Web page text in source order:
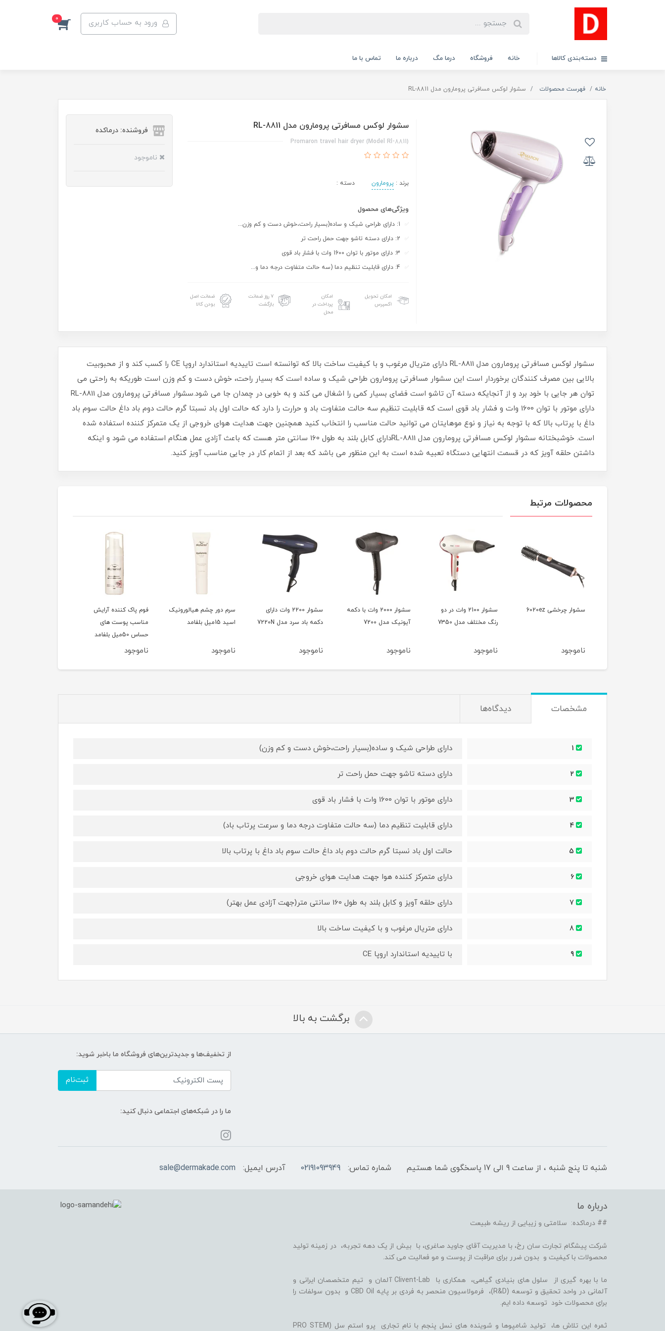
ورود به حساب کاربری 0
دسته‌بندی کالاها خانه فروشگاه درما مگ درباره ما تماس با ما
خانه فهرست محصولات سشوار لوکس مسافرتی پرومارون مدل RL-8811
سشوار لوکس مسافرتی پرومارون مدل RL-8811
Promaron travel hair dryer (Model Rl-8811)
برند : پرومارون دسته :
ویژگی‌های محصول
امکان تحویل
اکسپرس
امکان
پرداخت در
محل
۷ روز ضمانت
بازگشت
ضمانت اصل
بودن کالا
فروشنده: درماکده
ناموجود
سشوار لوکس مسافرتی پرومارون مدل RL-8811 دارای متریال مرغوب و با کیفیت ساخت بالا که توانسته است تاییدیه استاندارد اروپا CE را کسب کند و از محبوبیت
بالایی بین مصرف کنندگان برخوردار است این سشوار مسافرتی پرومارون طراحی شیک و ساده است که بسیار راحت، خوش دست و کم وزن است طوریکه به راحتی می
توان هر جایی با خود برد و از آنجایکه دسته آن تاشو است فضای بسیار کمی را اشغال می کند و به خوبی در چمدان جا می شود.سشوار مسافرتی پرومارون مدل RL-8811
دارای موتور با توان 1600 وات و فشار باد قوی است که قابلیت تنظیم سه حالت متفاوت باد و حرارت را دارد که حالت اول باد نسبتا گرم حالت دوم باد داغ حالت سوم باد
داغ با پرتاب بالا که با توجه به نیاز و نوع موهایتان می توانید حالت مناسب را انتخاب کنید همچنین جهت هدایت هوای خروجی از یک متمرکز کننده استفاده شده
است. خوشبختانه سشوار لوکس مسافرتی پرومارون مدل RL-8811دارای کابل بلند به طول 160 سانتی متر هست که باعث آزادی عمل هنگام استفاده می شود و اینکه
داشتن حلقه آویز که در قسمت انتهایی دستگاه تعبیه شده است به این منظور می باشد که بعد از اتمام کار در جایی مناسب آویز کنید.
محصولات مرتبط
سشوار چرخشی 6020ez
ناموجود
سشوار 2100 وات در دو
رنگ مختلف مدل 7350
ناموجود
سشوار 2000 وات با دکمه
آیونیک مدل 7200
ناموجود
سشوار 2200 وات دارای
دکمه باد سرد مدل 7220N
ناموجود
سرم دور چشم هیالورونیک
اسید 15میل بلفامد
ناموجود
فوم پاک کننده آرایش
مناسب پوست های
حساس 50میل بلفامد
ناموجود
مشخصات دیدگاه‌ها
دارای طراحی شیک و ساده(بسیار راحت،خوش دست و کم وزن)
دارای دسته تاشو جهت حمل راحت تر
دارای موتور با توان 1600 وات با فشار باد قوی
دارای قابلیت تنظیم دما (سه حالت متفاوت درجه دما و سرعت پرتاب باد)
حالت اول باد نسبتا گرم حالت دوم باد داغ حالت سوم باد داغ با پرتاب بالا
دارای متمرکز کننده هوا جهت هدایت هوای خروجی
دارای حلقه آویز و کابل بلند به طول 160 سانتی متر(جهت آزادی عمل بهتر)
دارای متریال مرغوب و با کیفیت ساخت بالا
با تاییدیه استاندارد اروپا CE
برگشت به بالا
از تخفیف‌ها و جدیدترین‌های فروشگاه ما باخبر شوید:
ثبت‌نام
ما را در شبکه‌های اجتماعی دنبال کنید:
شنبه تا پنج شنبه ، از ساعت 9 الی 17 پاسخگوی شما هستیم شماره تماس: 02191093949 آدرس ایمیل: sale@dermakade.com
درباره ما
## درماکده: سلامتی و زیبایی از ریشه طبیعت
شرکت پیشگام تجارت سان رخ، با مدیریت آقای جاوید صاغری، با بیش از یک دهه تجربه، در زمینه تولید
محصولات با کیفیت و بدون ضرر برای مراقبت از پوست و مو فعالیت می کند.
ما با بهره گیری از سلول های بنیادی گیاهی، همکاری با Clivent-Lab آلمان و تیم متخصصان ایرانی و
آلمانی در واحد تحقیق و توسعه (R&D)، فرمولاسیون منحصر به فردی بر پایه CBD Oil و بدون سولفات را
برای محصولات خود توسعه داده ایم.
ثمره این تلاش ها، تولید شامپوها و شوینده های نسل پنجم با نام تجاری پرو استم سل (PRO STEM